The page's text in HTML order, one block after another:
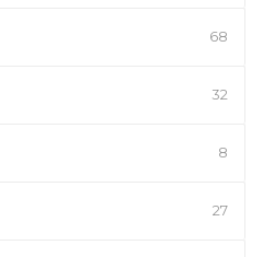
68
32
8
27